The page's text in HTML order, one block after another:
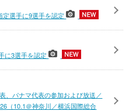
定選手に9選手を認定
に3選手を認定
、パナマ代表の参加および放送／
（10.1＠神奈川／横浜国際総合